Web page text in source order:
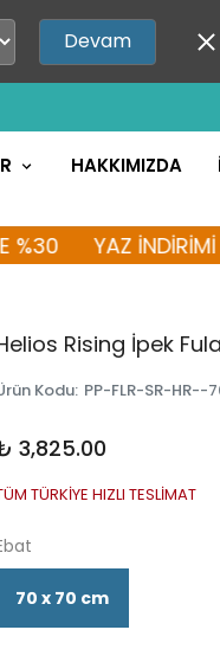
Devam
HAKKIMIZDA
YAZ İNDİRİMİ - TÜM
Rising İpek
Kodu: PP-FLR-SR-HR--
3,825.00
TÜRKİYE HIZLI TESLİMAT
70 x 70 cm